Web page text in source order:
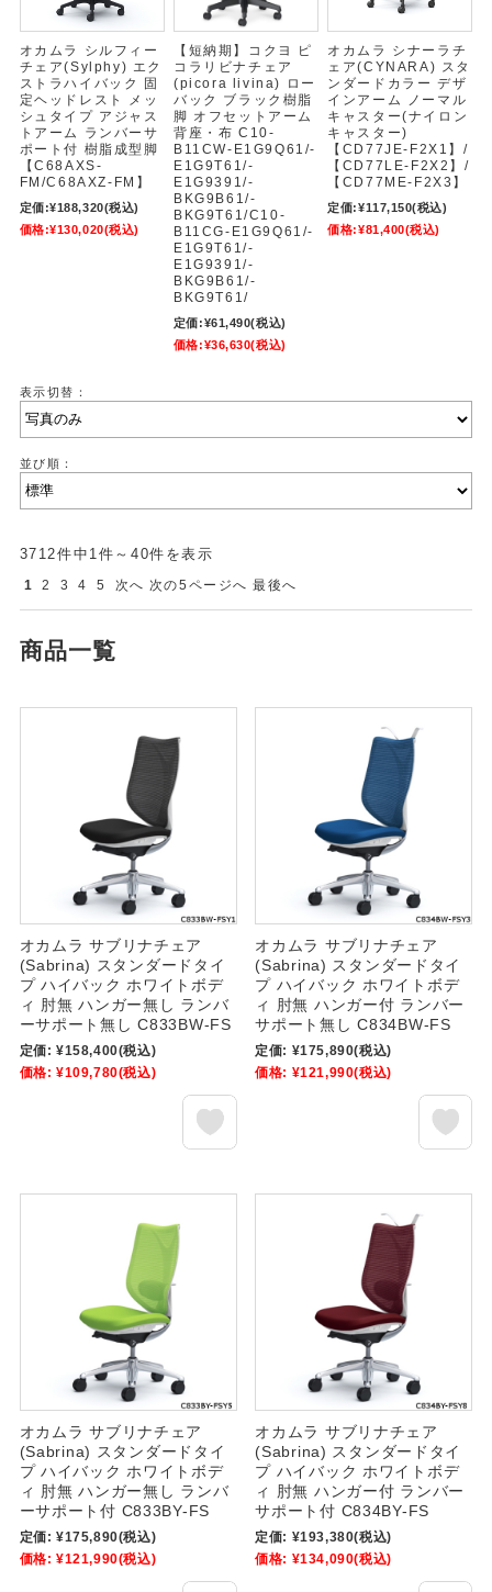
オカムラ シルフィー
チェア(Sylphy) エク
ストラハイバック 固
定ヘッドレスト メッ
シュタイプ アジャス
トアーム ランバーサ
ポート付 樹脂成型脚
【C68AXS-
FM/C68AXZ-FM】
定価:¥188,320(税込)
価格:¥130,020(税込)
【短納期】コクヨ ピ
コラリビナチェア
(picora livina) ロー
バック ブラック樹脂
脚 オフセットアーム
背座・布 C10-
B11CW-E1G9Q61/-
E1G9T61/-
E1G9391/-
BKG9B61/-
BKG9T61/C10-
B11CG-E1G9Q61/-
E1G9T61/-
E1G9391/-
BKG9B61/-
BKG9T61/
定価:¥61,490(税込)
価格:¥36,630(税込)
オカムラ シナーラチ
ェア(CYNARA) スタ
ンダードカラー デザ
インアーム ノーマル
キャスター(ナイロン
キャスター)
【CD77JE-F2X1】/
【CD77LE-F2X2】/
【CD77ME-F2X3】
定価:¥117,150(税込)
価格:¥81,400(税込)
表示切替：
並び順：
3712件中1件～40件を表示
1 2 3 4 5 次へ 次の5ページへ 最後へ
商品一覧
オカムラ サブリナチェア
(Sabrina) スタンダードタイ
プ ハイバック ホワイトボデ
ィ 肘無 ハンガー無し ランバ
ーサポート無し C833BW-FS
定価: ¥158,400(税込)
価格: ¥109,780(税込)
オカムラ サブリナチェア
(Sabrina) スタンダードタイ
プ ハイバック ホワイトボデ
ィ 肘無 ハンガー付 ランバー
サポート無し C834BW-FS
定価: ¥175,890(税込)
価格: ¥121,990(税込)
オカムラ サブリナチェア
(Sabrina) スタンダードタイ
プ ハイバック ホワイトボデ
ィ 肘無 ハンガー無し ランバ
ーサポート付 C833BY-FS
定価: ¥175,890(税込)
価格: ¥121,990(税込)
オカムラ サブリナチェア
(Sabrina) スタンダードタイ
プ ハイバック ホワイトボデ
ィ 肘無 ハンガー付 ランバー
サポート付 C834BY-FS
定価: ¥193,380(税込)
価格: ¥134,090(税込)